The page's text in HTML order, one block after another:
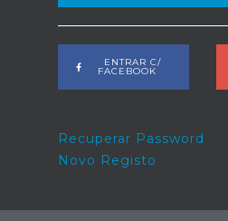
ENTRAR C/
FACEBOOK
Recuperar Password
Novo Registo